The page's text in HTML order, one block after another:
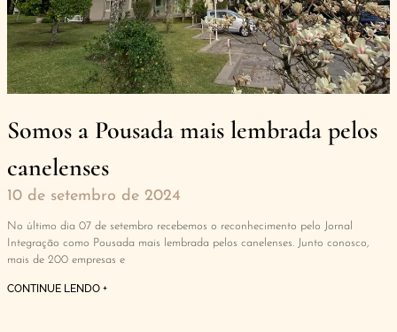
Somos a Pousada mais lembrada pelos
canelenses
10 de setembro de 2024
No último dia 07 de setembro recebemos o reconhecimento pelo Jornal
Integração como Pousada mais lembrada pelos canelenses. Junto conosco,
mais de 200 empresas e
CONTINUE LENDO +